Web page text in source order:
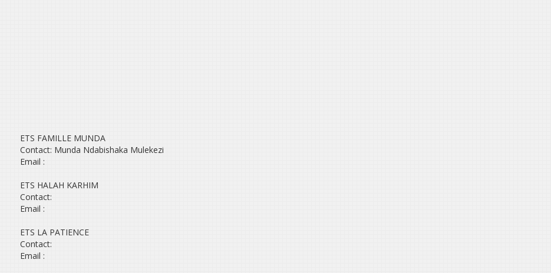
ETS FAMILLE MUNDA
Contact: Munda Ndabishaka Mulekezi
Email :
ETS HALAH KARHIM
Contact:
Email :
ETS LA PATIENCE
Contact:
Email :